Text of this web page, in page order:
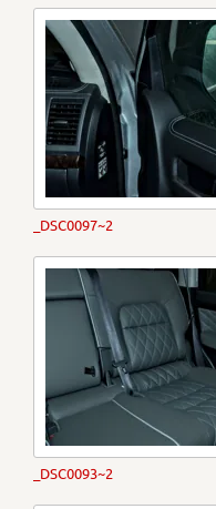
_DSC0097~2
_DSC0093~2